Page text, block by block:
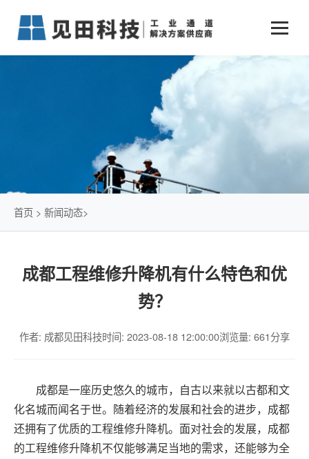
业务中心
仓储物流通道解决方案
智能立体库解决方案
简易升降机解决方案
新闻动态 +
传统仓储物流
石油化工行业
发展历程
首页 > 新闻动态>
成都工程维修升降机有什么特色和优
势？
作者: 成都见田科技时间: 2023-08-18 12:00:00浏览量: 661分享
成都是一座历史悠久的城市，自古以来就以古都和文
化名城而闻名于世。随着经济的发展和社会的进步，成都
还拥有了优质的工程维修升降机。面对社会的发展，成都
的工程维修升降机不仅能够满足当地的需求，还能够为全